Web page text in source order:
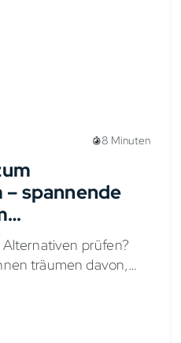
8 Minuten
spannende
prüfen?
träumen davon,
anspruchsvolles